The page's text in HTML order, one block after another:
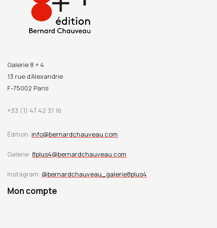
Galerie 8 + 4
13 rue d’Alexandrie
F-75002 Paris
+33 (1) 47 42 31 16
Édition: info@bernardchauveau.com
Galerie: 8plus4@bernardchauveau.com
Instagram: @bernardchauveau_galerie8plus4
Mon compte